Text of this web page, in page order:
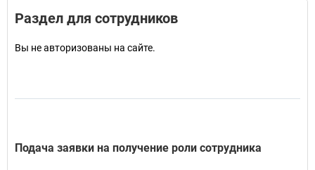
Раздел для сотрудников
Вы не авторизованы на сайте.
Подача заявки на получение роли сотрудника